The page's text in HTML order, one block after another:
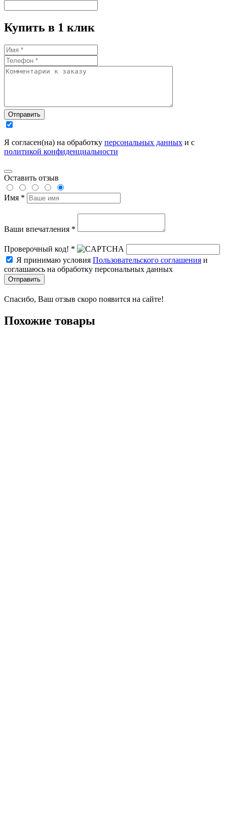
Купить в 1 клик
Отправить
Я согласен(на) на обработку персональных данных и с
политикой конфиденциальности
Оставить отзыв
Имя *
Ваши впечатления *
Проверочный код! *
Я принимаю условия Пользовательского соглашения и
соглашаюсь на обработку персональных данных
Отправить
Спасибо, Ваш отзыв скоро появится на сайте!
Похожие товары